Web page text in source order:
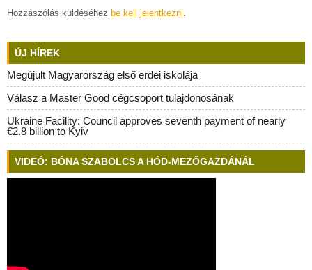
Hozzászólás küldéséhez be kell jelentkezni.
ÚJ HÍREK
Megújult Magyarország első erdei iskolája
Válasz a Master Good cégcsoport tulajdonosának
Ukraine Facility: Council approves seventh payment of nearly
€2.8 billion to Kyiv
VIDEÓ: BÓNA SZABOLCS A HÓD-MEZŐGAZDÁNÁL